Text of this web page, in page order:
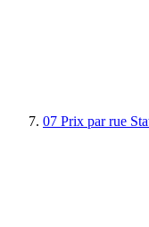
07 Prix par rue